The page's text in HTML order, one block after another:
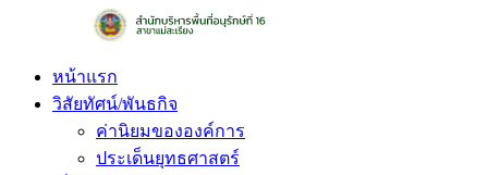
หน้าแรก
วิสัยทัศน์/พันธกิจ
ค่านิยมขององค์การ
ประเด็นยุทธศาสตร์